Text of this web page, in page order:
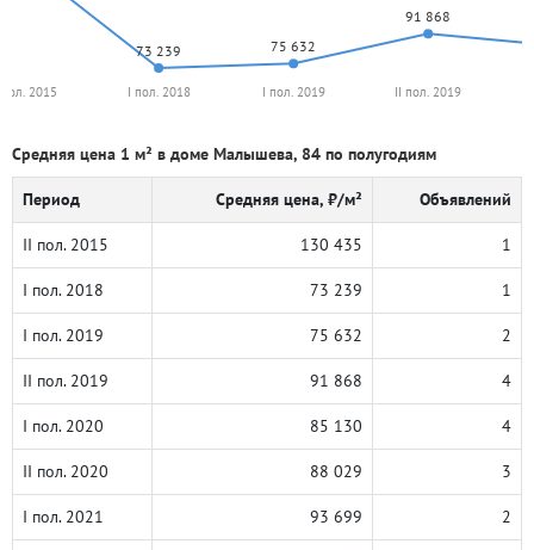
73 239 75 632
91 868
2015 I пол. 2018 I пол. 2019 II пол. 2019
Средняя цена 1 м² в доме Малышева, 84 по полугодиям
Период Средняя цена, ₽/м² Объявлений
II пол. 2015 130 435 1
I пол. 2018 73 239 1
I пол. 2019 75 632 2
II пол. 2019 91 868 4
I пол. 2020 85 130 4
II пол. 2020 88 029 3
I пол. 2021 93 699 2